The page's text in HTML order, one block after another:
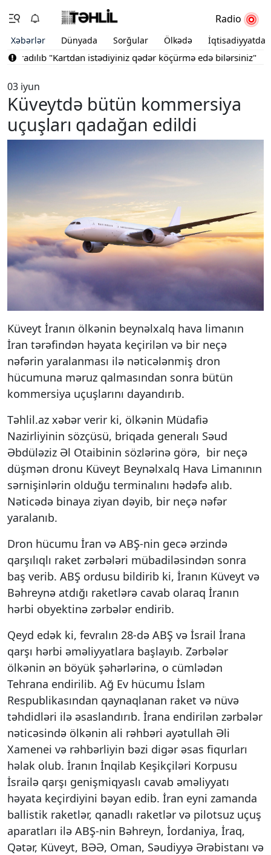
Radio
Xəbərlər Dünyada Sorğular Ölkədə İqtisadiyyatda
"Kartdan istədiyiniz qədər köçürmə edə bilərsiniz"
03 iyun
Küveytdə bütün kommersiya
uçuşları qadağan edildi
Küveyt İranın ölkənin beynəlxalq hava limanın
İran tərəfindən həyata keçirilən və bir neçə
nəfərin yaralanması ilə nəticələnmiş dron
hücumuna məruz qalmasından sonra bütün
kommersiya uçuşlarını dayandırıb.
Təhlil.az xəbər verir ki, ölkənin Müdafiə
Nazirliyinin sözçüsü, briqada generalı Səud
Əbdüləziz Əl Otaibinin sözlərinə görə, bir neçə
düşmən dronu Küveyt Beynəlxalq Hava Limanının
sərnişinlərin olduğu terminalını hədəfə alıb.
Nəticədə binaya ziyan dəyib, bir neçə nəfər
yaralanıb.
Dron hücumu İran və ABŞ-nin gecə ərzində
qarşılıqlı raket zərbələri mübadiləsindən sonra
baş verib. ABŞ ordusu bildirib ki, İranın Küveyt və
Bəhreynə atdığı raketlərə cavab olaraq İranın
hərbi obyektinə zərbələr endirib.
Qeyd edək ki, fevralın 28-də ABŞ və İsrail İrana
qarşı hərbi əməliyyatlara başlayıb. Zərbələr
ölkənin ən böyük şəhərlərinə, o cümlədən
Tehrana endirilib. Ağ Ev hücumu İslam
Respublikasından qaynaqlanan raket və nüvə
təhdidləri ilə əsaslandırıb. İrana endirilən zərbələr
nəticəsində ölkənin ali rəhbəri ayətullah Əli
Xamenei və rəhbərliyin bəzi digər əsas fiqurları
həlak olub. İranın İnqilab Keşikçiləri Korpusu
İsrailə qarşı genişmiqyaslı cavab əməliyyatı
həyata keçirdiyini bəyan edib. İran eyni zamanda
ballistik raketlər, qanadlı raketlər və pilotsuz uçuş
aparatları ilə ABŞ-nin Bəhreyn, İordaniya, İraq,
Qətər, Küveyt, BƏƏ, Oman, Səudiyyə Ərəbistanı və